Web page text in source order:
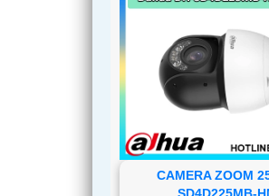
CAMERA ZOOM